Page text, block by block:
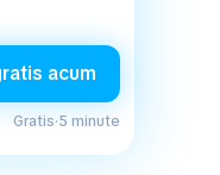
acum
Gratis·5 minute